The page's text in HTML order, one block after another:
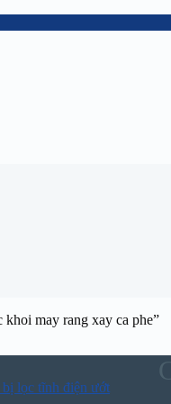
khoi may rang xay ca phe”
lọc tĩnh điện ướt